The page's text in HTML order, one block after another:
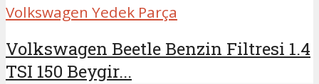
Volkswagen Yedek Parça
Volkswagen Beetle Benzin Filtresi 1.4
TSI 150 Beygir...